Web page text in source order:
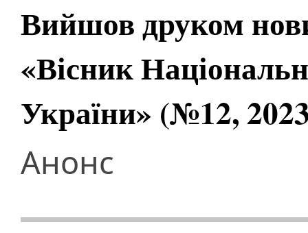
Вийшов друком
«Вісник
України» (№12,
Анонс